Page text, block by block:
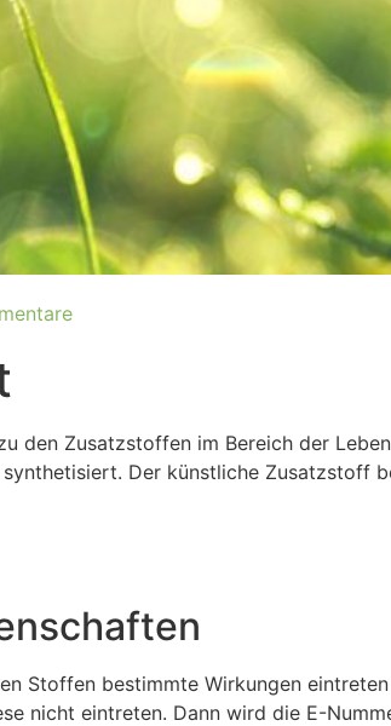
den Zusatzstoffen im Bereich der
Der künstliche Zusatzstoff
Stoffen bestimmte Wirkungen
nicht eintreten. Dann wird die E-